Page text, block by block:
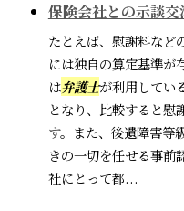
保険会社との示談交
たとえば、慰謝料など
には独自の算定基準が
は弁護士が利用してい
となり、比較すると慰
す。また、後遺障害等
きの一切を任せる事前
社にとって都...